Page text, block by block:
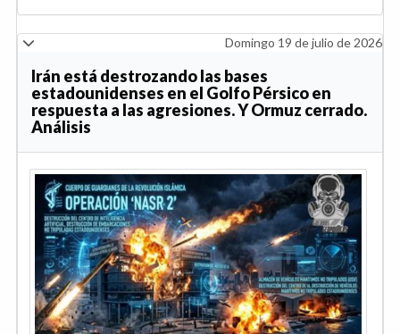
Domingo 19 de julio de 2026
Irán está destrozando las bases
estadounidenses en el Golfo Pérsico en
respuesta a las agresiones. Y Ormuz cerrado.
Análisis